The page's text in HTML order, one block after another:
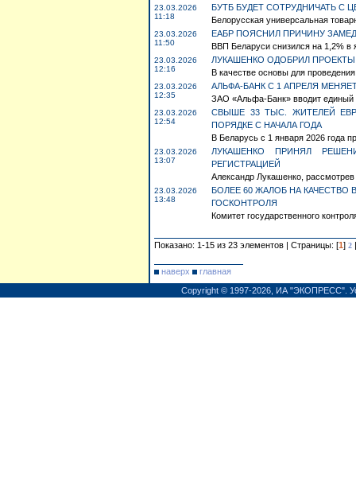
23.03.2026
11:18
БУТБ БУДЕТ СОТРУДНИЧАТЬ С
Белорусская универсальная
23.03.2026
11:50
ЕАБР ПОЯСНИЛ ПРИЧИНУ
ВВП Беларуси снизился на 1,2% в
23.03.2026
12:16
ЛУКАШЕНКО ОДОБРИЛ
В качестве основы для
23.03.2026
12:35
АЛЬФА-БАНК С 1 АПРЕЛЯ
ЗАО «Альфа-Банк» вводит единый
23.03.2026
12:54
СВЫШЕ 33 ТЫС. ЖИТЕЛЕЙ
ПОРЯДКЕ С НАЧАЛА ГОДА
В Беларусь с 1 января 2026 года
23.03.2026
13:07
ЛУКАШЕНКО ПРИНЯЛ
РЕГИСТРАЦИЕЙ
Александр Лукашенко,
23.03.2026
13:48
БОЛЕЕ 60 ЖАЛОБ НА
ГОСКОНТРОЛЯ
Комитет государственного
Показано: 1-15 из 23 элементов | Страницы: [1] 2 |
наверх
главная
Copyright © 1997-2026, ИА "ЭКОПРЕСС".